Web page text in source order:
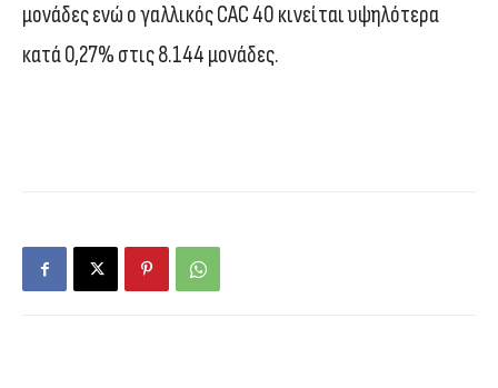
μονάδες ενώ ο γαλλικός CAC 40 κινείται υψηλότερα
κατά 0,27% στις 8.144 μονάδες.